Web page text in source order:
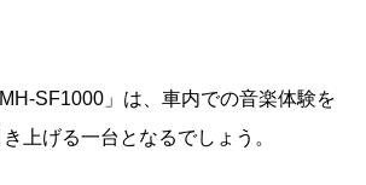
SF1000」は、車内での音楽体験を
上げる一台となるでしょう。